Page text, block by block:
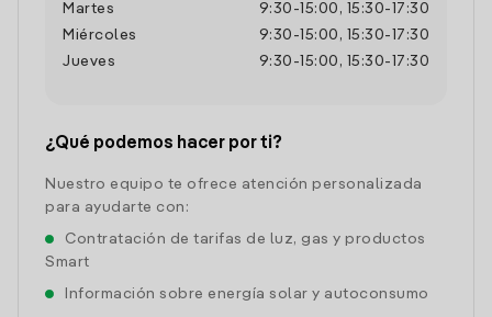
Martes
9:30 - 15:00 , 15:30- 17:30
Miércoles
9:30 - 15:00 , 15:30- 17:30
Jueves
9:30 - 15:00 , 15:30- 17:30
¿Qué podemos hacer por ti?
Nuestro equipo te ofrece atención personalizada
para ayudarte con:
Contratación de tarifas de luz, gas y productos
Smart
Información sobre energía solar y autoconsumo